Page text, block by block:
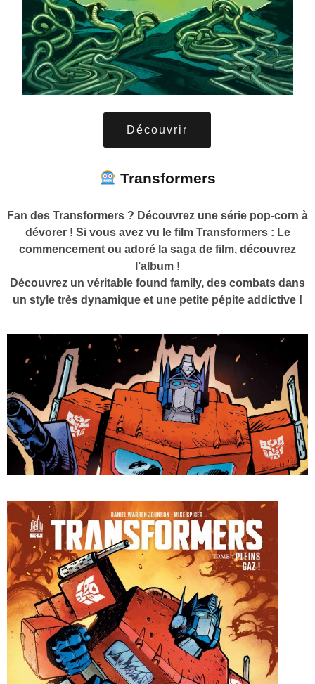
Découvrir
Transformers
Fan des Transformers ? Découvrez une série pop-corn à
dévorer ! Si vous avez vu le film Transformers : Le
commencement ou adoré la saga de film, découvrez
l’album !
Découvrez un véritable found family, des combats dans
un style très dynamique et une petite pépite addictive !